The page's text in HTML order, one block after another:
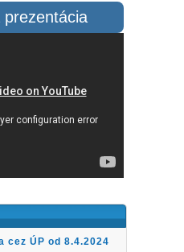
prezentácia
cez ÚP od 8.4.2024